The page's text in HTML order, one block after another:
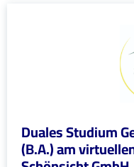
Duales Studium
(B.A.) am